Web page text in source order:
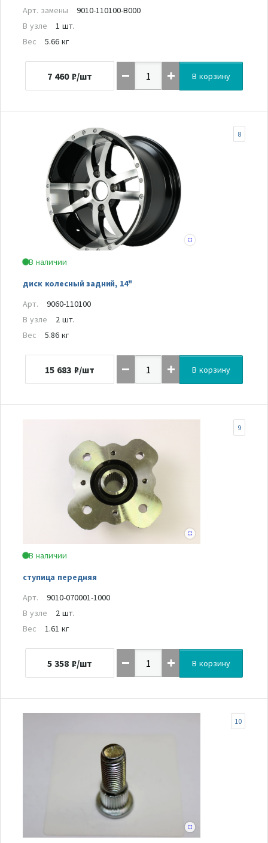
Арт. замены
9010-110100-B000
В узле
1 шт.
Вес
5.66 кг
7 460 ₽/шт В корзину
В наличии
диск колесный задний, 14"
8
Арт.
9060-110100
В узле
2 шт.
Вес
5.86 кг
15 683 ₽/шт В корзину
В наличии
ступица передняя
9
Арт.
9010-070001-1000
В узле
2 шт.
Вес
1.61 кг
5 358 ₽/шт В корзину
10